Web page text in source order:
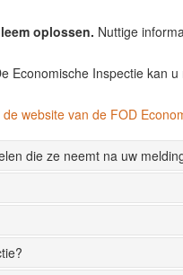
oplossen. Nuttige
Economische Inspectie kan
de website van de FOD
die ze neemt na uw